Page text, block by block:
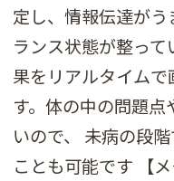
定し、情報伝達が
ランス状態が整っ
果をリアルタイム
す。体の中の問題
いので、 未病の段
ことも可能です 【